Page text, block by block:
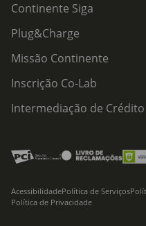
Continente Siga
Plug&Charge
Missão Continente
Inscrição Co-Lab
Intermediação de Crédito
AcessibilidadePolítica de Serviços
Política de Privacidade